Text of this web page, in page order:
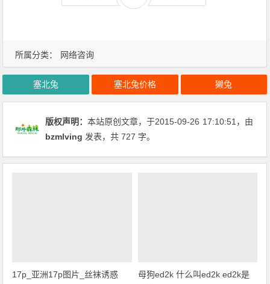
所属分类： 网络咨询
塞北兔 塞北兔价格 獭兔
版权声明：本站原创文章，于2015-09-26 17:10:51 ，由
bzmlving 发表，共 727 字。
17p_亚洲17p图片_丝袜诱惑
母狗ed2k 什么叫ed2k ed2k是